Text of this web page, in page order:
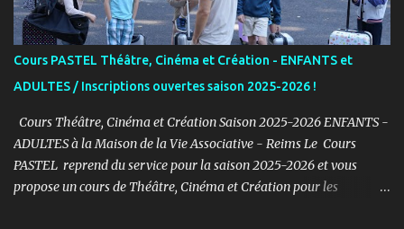
s
Cours PASTEL Théâtre, Cinéma et Création - ENFANTS et
ADULTES / Inscriptions ouvertes saison 2025-2026 !
Cours Théâtre, Cinéma et Création Saison 2025-2026 ENFANTS -
ADULTES à la Maison de la Vie Associative - Reims Le Cours
PASTEL reprend du service pour la saison 2025-2026 et vous
propose un cours de Théâtre, Cinéma et Création pour les